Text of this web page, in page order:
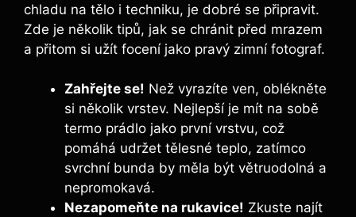
chladu na tělo i techniku, je dobré se připravit.
Zde je několik tipů, jak se chránit před mrazem
a přitom si užít focení jako pravý zimní fotograf.
Zahřejte se! Než vyrazíte ven, oblékněte
si několik vrstev. Nejlepší je mít na sobě
termo prádlo jako první vrstvu, což
pomáhá udržet tělesné teplo, zatímco
svrchní bunda by měla být větruodolná a
nepromokavá.
Nezapomeňte na rukavice! Zkuste najít